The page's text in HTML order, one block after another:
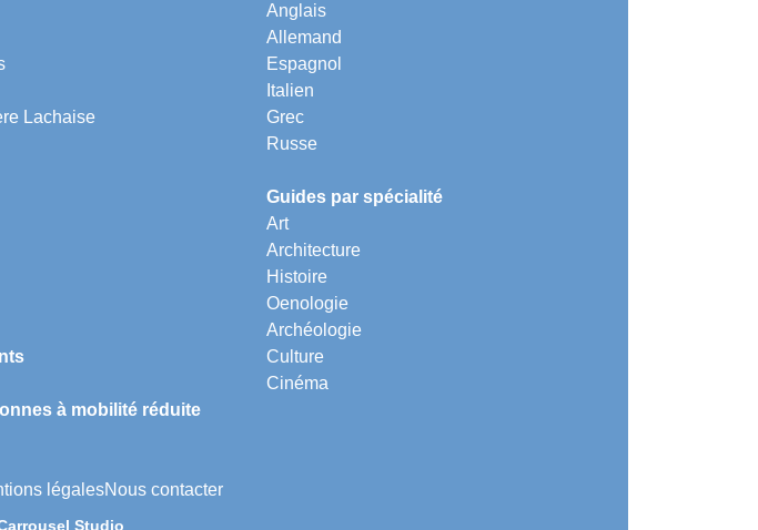
Lachaise
à mobilité réduite
Anglais
Allemand
Espagnol
Italien
Grec
Russe
Guides par spécialité
Art
Architecture
Histoire
Oenologie
Archéologie
Culture
Cinéma
légalesNous contacter
Studio